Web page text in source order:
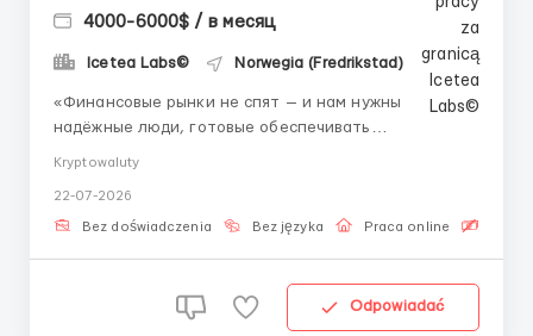
4000-6000$ / в месяц
Icetea Labs© Norwegia (Fredrikstad)
«Финансовые рынки не спят — и нам нужны
надёжные люди, готовые обеспечивать
точности и понимания контекста. В финтехе такие
специалисты ценятся очень высоко, а обучение в
Kryptowaluty
22-07-2026
Bez doświadczenia Bez języka Praca online
Odpowiadać